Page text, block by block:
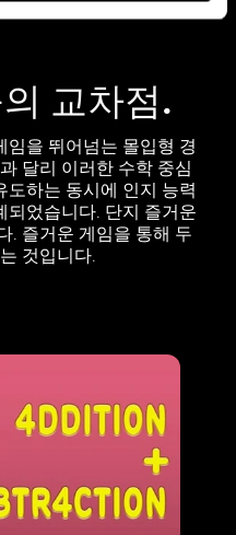
교차점.
임을 뛰어넘는 몰입형 경
달리 이러한 수학 중심
하는 동시에 인지 능력
되었습니다. 단지 즐거운
. 즐거운 게임을 통해 두
것입니다.